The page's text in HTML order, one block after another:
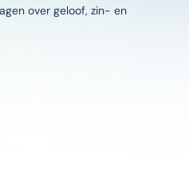
over geloof, zin- en